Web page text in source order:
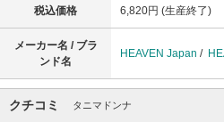
税込価格 6,820円 (生産終了)
メーカー名 / ブラ
ンド名
HEAVEN Japan /
クチコミ タニマドンナ